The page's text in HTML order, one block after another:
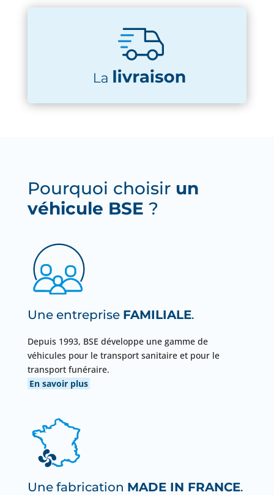
Pourquoi choisir un
véhicule BSE ?
Une entreprise FAMILIALE.
Depuis 1993, BSE développe une gamme de
véhicules pour le transport sanitaire et pour le
transport funéraire.
En savoir plus
Une fabrication MADE IN FRANCE.